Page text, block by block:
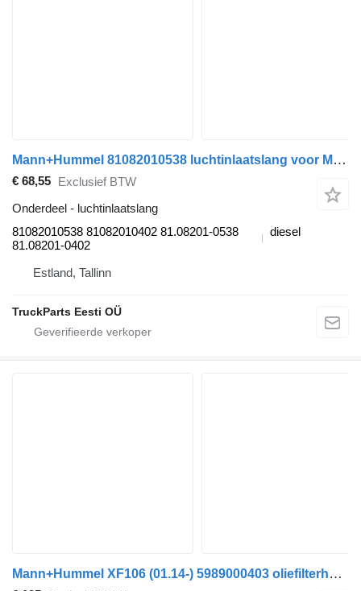
Mann+Hummel 81082010538 luchtinlaatslang voor MAN TGL, TGM, TGS, TGX (2005-2021) trekker
€ 68,55 Exclusief BTW
Onderdeel - luchtinlaatslang
81082010538 81082010402 81.08201-0538
81.08201-0402
diesel
Estland, Tallinn
TruckParts Eesti OÜ
Mann+Hummel XF106 (01.14-) 5989000403 oliefilterhuis voor DAF XF106 (2014-) trekker